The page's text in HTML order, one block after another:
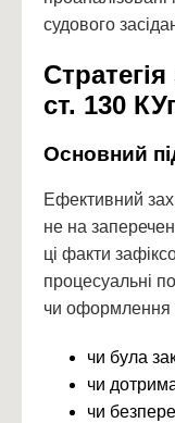
судового
ст. 130
Основний
Ефективний
не на
ці факти
процесуальні
чи оформлення
чи була
чи
чи